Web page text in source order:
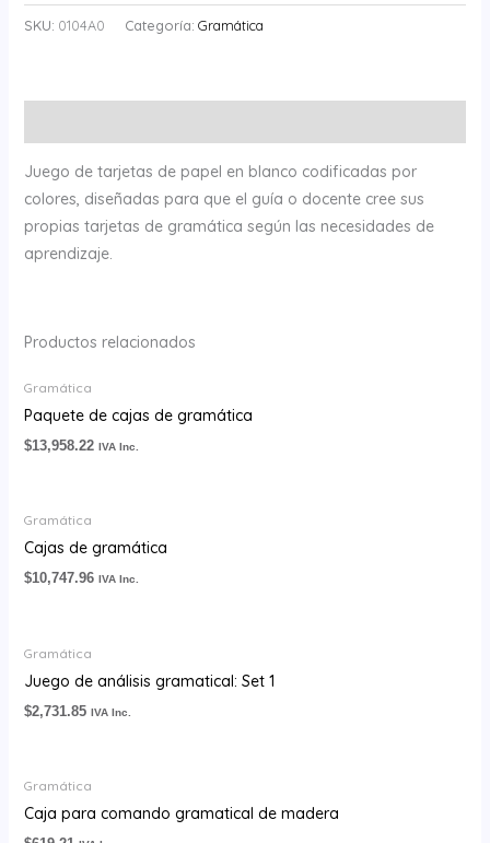
SKU: 0104A0 Categoría: Gramática
Juego de tarjetas de papel en blanco codificadas por
colores, diseñadas para que el guía o docente cree sus
propias tarjetas de gramática según las necesidades de
aprendizaje.
Productos relacionados
Gramática
Paquete de cajas de gramática
$13,958.22 IVA Inc.
Gramática
Cajas de gramática
$10,747.96 IVA Inc.
Gramática
Juego de análisis gramatical: Set 1
$2,731.85 IVA Inc.
Gramática
Caja para comando gramatical de madera